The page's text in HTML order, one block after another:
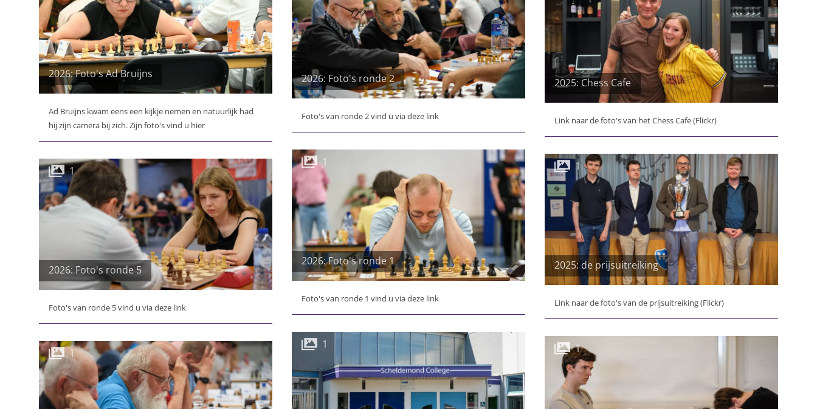
2026: Foto's Ad Bruijns
Ad Bruijns kwam eens een kijkje nemen en natuurlijk had
hij zijn camera bij zich. Zijn foto's vind u hier
2026: Foto's ronde 5
1
Foto's van ronde 5 vind u via deze link
1
2026: Foto's ronde 2
Foto's van ronde 2 vind u via deze link
2026: Foto's ronde 1
1
Foto's van ronde 1 vind u via deze link
1
2025: Chess Cafe
Link naar de foto's van het Chess Cafe (Flickr)
2025: de prijsuitreiking
1
Link naar de foto's van de prijsuitreiking (Flickr)
1